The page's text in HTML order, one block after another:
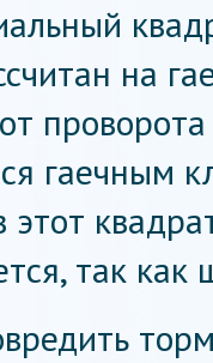
на
проворота
гаечным
так